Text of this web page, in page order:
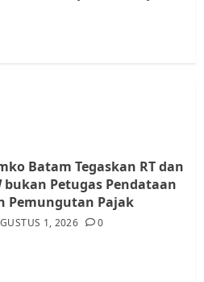
Batam Tegaskan RT dan
bukan Petugas Pendataan
Pemungutan Pajak
1, 2026 0
Rempang Ajukan
Warga
17, 2026 0